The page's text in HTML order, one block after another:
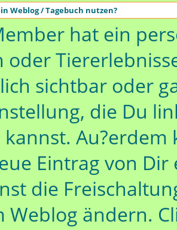
Weblog / Tagebuch nutzen?
hat ein
oder
sichtbar oder
die Du
Eintrag von
die
Weblog ändern.